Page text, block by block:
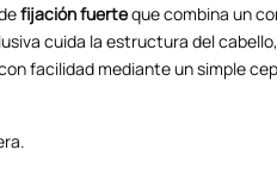
fijación fuerteque combina un
cuida la estructura del
facilidad mediante un simple